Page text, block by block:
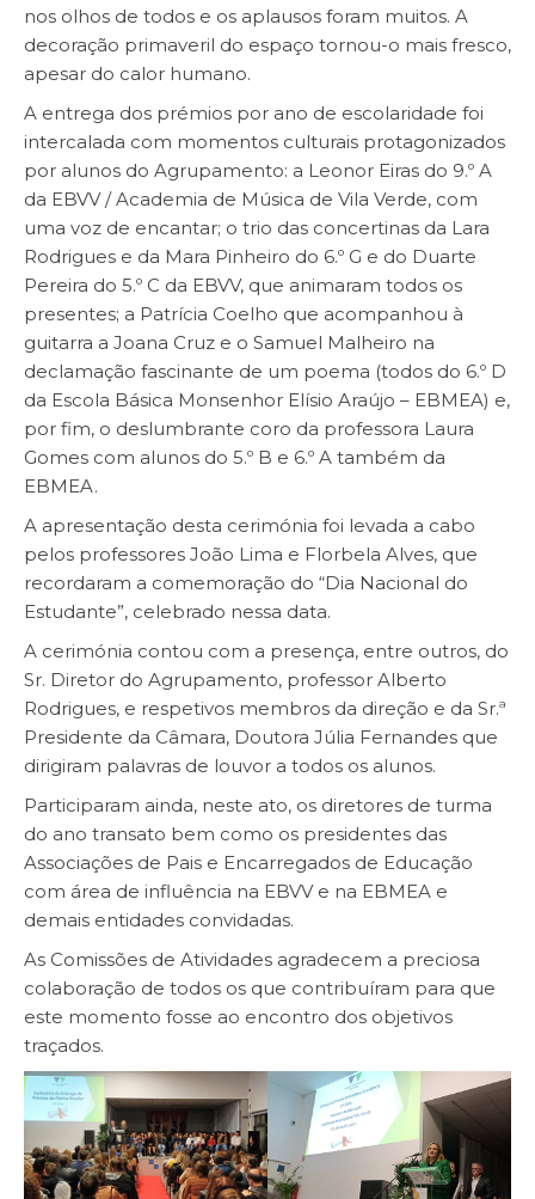
nos olhos de todos e os aplausos foram muitos. A
decoração primaveril do espaço tornou-o mais fresco,
apesar do calor humano.
A entrega dos prémios por ano de escolaridade foi
intercalada com momentos culturais protagonizados
por alunos do Agrupamento: a Leonor Eiras do 9.º A
da EBVV / Academia de Música de Vila Verde, com
uma voz de encantar; o trio das concertinas da Lara
Rodrigues e da Mara Pinheiro do 6.º G e do Duarte
Pereira do 5.º C da EBVV, que animaram todos os
presentes; a Patrícia Coelho que acompanhou à
guitarra a Joana Cruz e o Samuel Malheiro na
declamação fascinante de um poema (todos do 6.º D
da Escola Básica Monsenhor Elísio Araújo – EBMEA) e,
por fim, o deslumbrante coro da professora Laura
Gomes com alunos do 5.º B e 6.º A também da
EBMEA.
A apresentação desta cerimónia foi levada a cabo
pelos professores João Lima e Florbela Alves, que
recordaram a comemoração do “Dia Nacional do
Estudante”, celebrado nessa data.
A cerimónia contou com a presença, entre outros, do
Sr. Diretor do Agrupamento, professor Alberto
Rodrigues, e respetivos membros da direção e da Sr.ª
Presidente da Câmara, Doutora Júlia Fernandes que
dirigiram palavras de louvor a todos os alunos.
Participaram ainda, neste ato, os diretores de turma
do ano transato bem como os presidentes das
Associações de Pais e Encarregados de Educação
com área de influência na EBVV e na EBMEA e
demais entidades convidadas.
As Comissões de Atividades agradecem a preciosa
colaboração de todos os que contribuíram para que
este momento fosse ao encontro dos objetivos
traçados.